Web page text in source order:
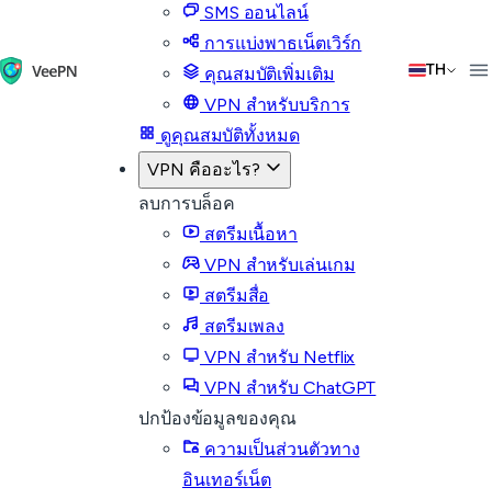
SMS ออนไลน์
การแบ่งพาธเน็ตเวิร์ก
คุณสมบัติเพิ่มเติม
VPN สำหรับบริการ
ดูคุณสมบัติทั้งหมด
VPN คืออะไร?
ลบการบล็อค
สตรีมเนื้อหา
VPN สำหรับเล่นเกม
สตรีมสื่อ
สตรีมเพลง
VPN สำหรับ Netflix
VPN สำหรับ ChatGPT
ปกป้องข้อมูลของคุณ
ความเป็นส่วนตัวทาง
อินเทอร์เน็ต
TH